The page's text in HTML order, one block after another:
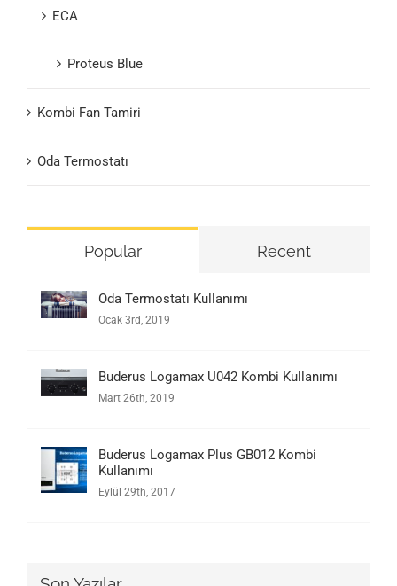
ECA
Proteus Blue
Kombi Fan Tamiri
Oda Termostatı
Popular Recent
Oda Termostatı Kullanımı
Ocak 3rd, 2019
Buderus Logamax U042 Kombi Kullanımı
Mart 26th, 2019
Buderus Logamax Plus GB012 Kombi
Kullanımı
Eylül 29th, 2017